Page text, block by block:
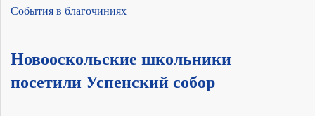
События в благочиниях
Новооскольские школьники
посетили Успенский собор